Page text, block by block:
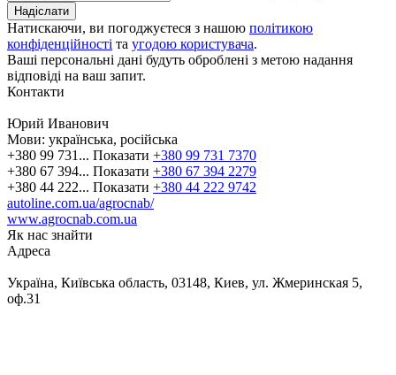
Натискаючи, ви погоджуєтеся з нашою політикою
конфіденційності та угодою користувача.
Ваші персональні дані будуть оброблені з метою надання
відповіді на ваш запит.
Контакти
Юрий Иванович
Мови: українська, російська
+380 99 731... Показати +380 99 731 7370
+380 67 394... Показати +380 67 394 2279
+380 44 222... Показати +380 44 222 9742
autoline.com.ua/agrocnab/
www.agrocnab.com.ua
Як нас знайти
Адреса
Україна, Київська область, 03148, Киев, ул. Жмеринская 5,
оф.31